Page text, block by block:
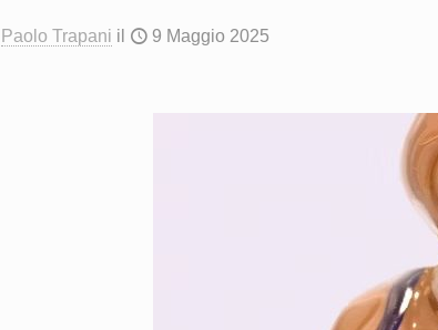
Paolo Trapani il 9 Maggio 2025